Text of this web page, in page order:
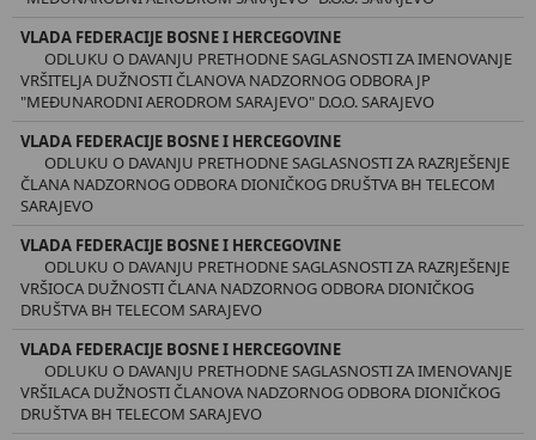
VLADA FEDERACIJE BOSNE I HERCEGOVINE
ODLUKU O DAVANJU PRETHODNE SAGLASNOSTI ZA IMENOVANJE
VRŠITELJA DUŽNOSTI ČLANOVA NADZORNOG ODBORA JP
"MEĐUNARODNI AERODROM SARAJEVO" D.O.O. SARAJEVO
VLADA FEDERACIJE BOSNE I HERCEGOVINE
ODLUKU O DAVANJU PRETHODNE SAGLASNOSTI ZA RAZRJEŠENJE
ČLANA NADZORNOG ODBORA DIONIČKOG DRUŠTVA BH TELECOM
SARAJEVO
VLADA FEDERACIJE BOSNE I HERCEGOVINE
ODLUKU O DAVANJU PRETHODNE SAGLASNOSTI ZA RAZRJEŠENJE
VRŠIOCA DUŽNOSTI ČLANA NADZORNOG ODBORA DIONIČKOG
DRUŠTVA BH TELECOM SARAJEVO
VLADA FEDERACIJE BOSNE I HERCEGOVINE
ODLUKU O DAVANJU PRETHODNE SAGLASNOSTI ZA IMENOVANJE
VRŠILACA DUŽNOSTI ČLANOVA NADZORNOG ODBORA DIONIČKOG
DRUŠTVA BH TELECOM SARAJEVO